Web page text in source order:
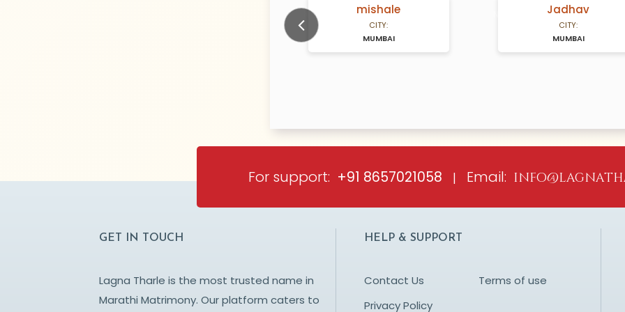
Previous
N/A Years oldmishale
CITY:
MUMBAI
N/A Years oldJadhav
CITY:
MUMBAI
For support: +91 8657021058 | Email:
GET IN TOUCH
Lagna Tharle is the most trusted name in
Marathi Matrimony. Our platform caters to
HELP & SUPPORT
Contact Us
Terms of use
Privacy Policy